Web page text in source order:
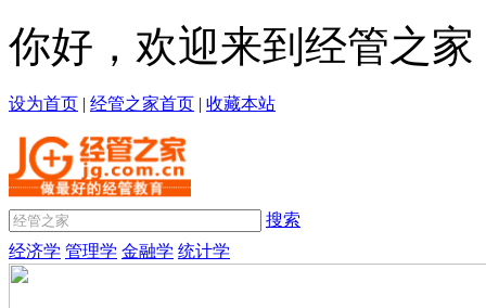
你好，欢迎来到经管之家
设为首页 | 经管之家首页 | 收藏本站
搜索
经济学 管理学 金融学 统计学